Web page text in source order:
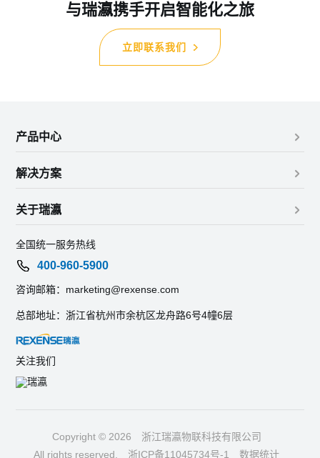
与瑞瀛携手开启智能化之旅
立即联系我们
产品中心
解决方案
关于瑞瀛
全国统一服务热线
400-960-5900
咨询邮箱：marketing@rexense.com
总部地址：浙江省杭州市余杭区龙舟路6号4幢6层
关注我们
Copyright © 2026
浙江瑞瀛物联科技有限公司
All rights reserved.
浙ICP备11045734号-1 数据统计